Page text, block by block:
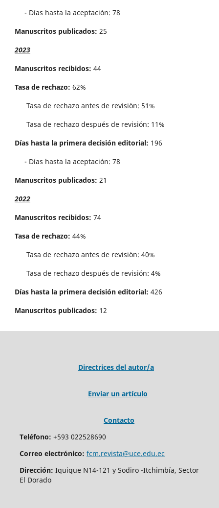
- Días hasta la aceptación: 78
Manuscritos publicados: 25
2023
Manuscritos recibidos: 44
Tasa de rechazo: 62%
Tasa de rechazo antes de revisi´on: 51%
Tasa de rechazo después de revisión: 11%
Días hasta la primera decisión editorial: 196
- Días hasta la aceptación: 78
Manuscritos publicados: 21
2022
Manuscritos recibidos: 74
Tasa de rechazo: 44%
Tasa de rechazo antes de revisi´on: 40%
Tasa de rechazo después de revisión: 4%
Días hasta la primera decisión editorial: 426
Manuscritos publicados: 12
Directrices del autor/a
Enviar un artículo
Contacto
Teléfono: +593 022528690
Correo electrónico: fcm.revista@uce.edu.ec
Dirección: Iquique N14-121 y Sodiro -Itchimbía, Sector
El Dorado